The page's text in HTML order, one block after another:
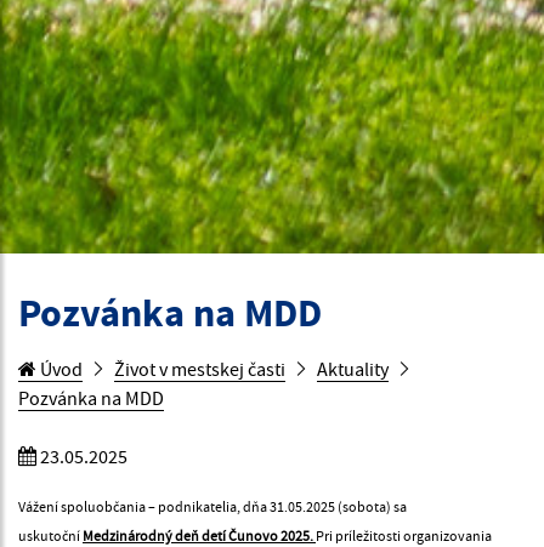
Pozvánka na MDD
Úvod Život v mestskej časti
Aktuality
Pozvánka na MDD
23.05.2025
Vážení spoluobčania – podnikatelia, dňa 31.05.2025 (sobota) sa
uskutoční Medzinárodný deň detí Čunovo 2025. Pri príležitosti organizovania